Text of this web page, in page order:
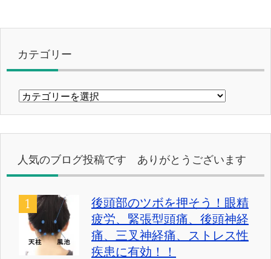
カテゴリー
カ
リ
人気のブログ投稿です ありがとうございます
後頭部のツボを押そう！眼精
疲労、緊張型頭痛、後頭神経
痛、三叉神経痛、ストレス性
疾患に有効！！